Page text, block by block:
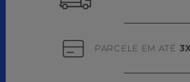
PARCELE EM ATÉ